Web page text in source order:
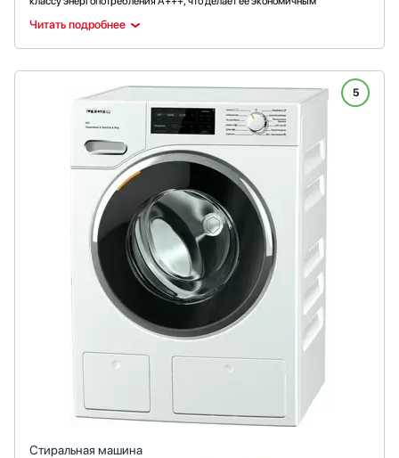
и силы на обслуживание прибора. При необходимости пользователь
может изменить текущие настройки и сохранить их в память устройства
Например, это может быть ночной период, когда тарифы
на электроэнергию ниже, чем днем. Тихая работа не создает
дискомфорт при эксплуатации. Максимальный уровень шума при
стирке в стиральной машине Аско W4086C. W/3 составляет всего 49 дБ.
Устройство можно установить в колонну с сушильной машиной.
Читать подробнее
5
Стиральная машина